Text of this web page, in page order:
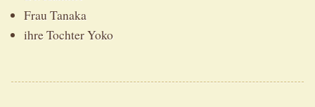
Frau Tanaka
ihre Tochter Yoko